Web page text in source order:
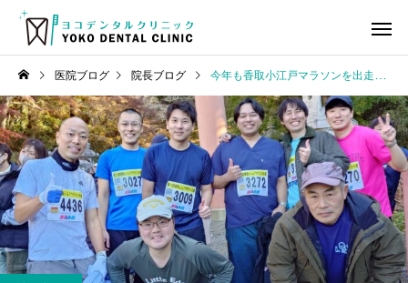
虫歯治療 歯の神経
院長ブログ
審美歯科領域のBTAテクニ
ヨコデンタル通信
ヨコデンタル通信
医院ブログ 院長ブログ 今年も香取小江戸マラソンを出走してきました！